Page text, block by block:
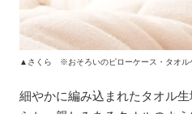
▲さくら ※おそろいのピローケース・タオル
細やかに編み込まれたタオル